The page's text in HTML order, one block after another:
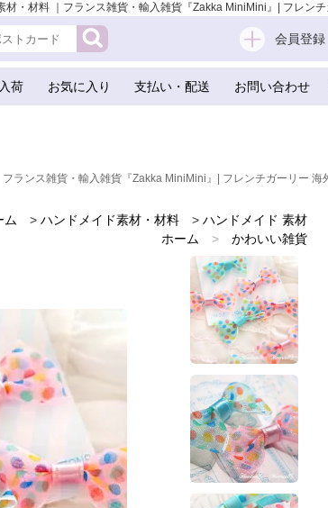
・材料 ｜フランス雑貨・輸入雑貨『Zakka MiniMini』| フレン
会員登録
荷 お気に入り 支払い・配送 お問い合わせ
フランス雑貨・輸入雑貨『Zakka MiniMini』| フレンチガーリー
ム > ハンドメイド素材・材料 > ハンドメイド 素材
ホーム
>
かわいい雑貨
手芸用品 ハンドメイド 素材
スクラップブッキング
ホーム
>
ガーリー 雑貨
貨店でみつけたかわいい文房具 掲載雑貨 おすすめ雑貨
> アメリカ 雑貨